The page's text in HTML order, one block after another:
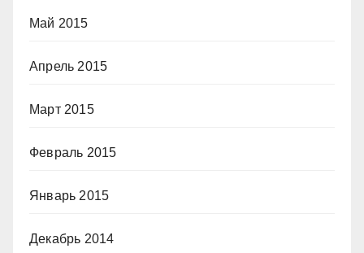
Май 2015
Апрель 2015
Март 2015
Февраль 2015
Январь 2015
Декабрь 2014